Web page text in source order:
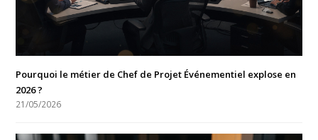
Pourquoi le métier de Chef de Projet Événementiel explose en
2026 ?
21/05/2026